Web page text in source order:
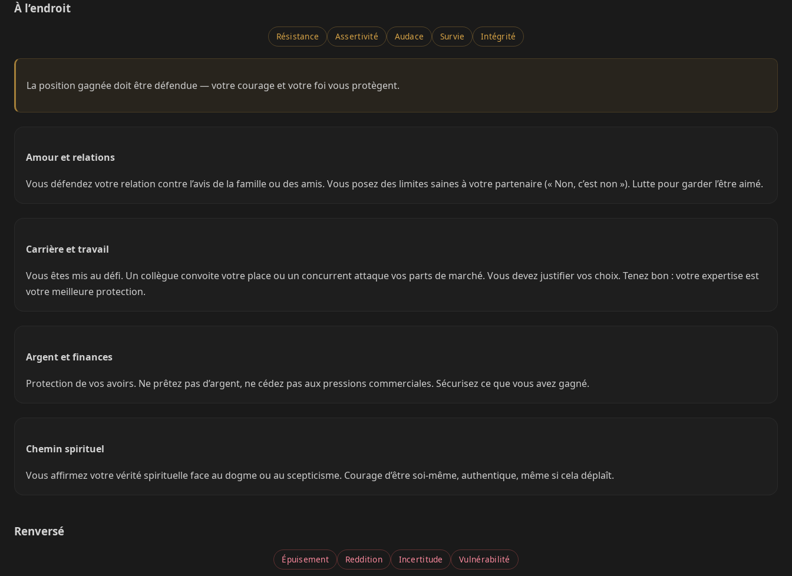
À l’endroit
Résistance Assertivité Audace Survie Intégrité
La position gagnée doit être défendue — votre courage et votre foi vous protègent.
Amour et relations
Vous défendez votre relation contre l’avis de la famille ou des amis. Vous posez des limites saines à votre partenaire (« Non, c’est non »). Lutte pour garder l’être aimé.
Carrière et travail
Vous êtes mis au défi. Un collègue convoite votre place ou un concurrent attaque vos parts de marché. Vous devez justifier vos choix. Tenez bon : votre expertise est
votre meilleure protection.
Argent et finances
Protection de vos avoirs. Ne prêtez pas d’argent, ne cédez pas aux pressions commerciales. Sécurisez ce que vous avez gagné.
Chemin spirituel
Vous affirmez votre vérité spirituelle face au dogme ou au scepticisme. Courage d’être soi-même, authentique, même si cela déplaît.
Renversé
Épuisement Reddition Incertitude Vulnérabilité